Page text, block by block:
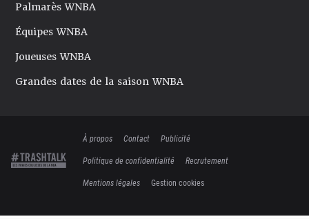
Palmarès WNBA
Équipes WNBA
Joueuses WNBA
Grandes dates de la saison WNBA
À propos Contact
Publicité
Politique de confidentialité
Recrutement
Mentions légales
Gestion cookies